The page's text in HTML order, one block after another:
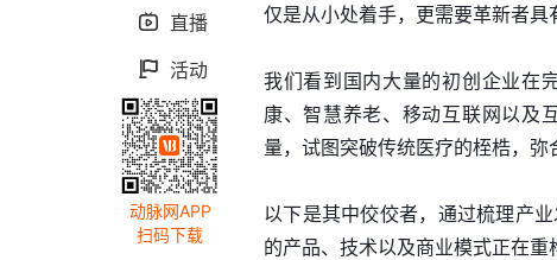
 直播
 活动
动脉网APP
扫码下载
仅是从小处着手，更需要革新者具
我们看到国内大量的初创企业在
康、智慧养老、移动互联网以及
量，试图突破传统医疗的桎梏，弥
以下是其中佼佼者，通过梳理产
的产品、技术以及商业模式正在重